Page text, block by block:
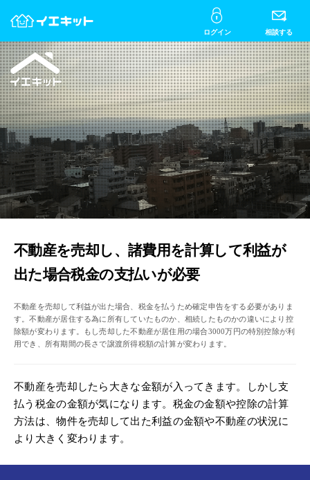
ログイン 相談する
不動産を売却し、諸費用を計算して利益が
出た場合税金の支払いが必要
不動産を売却して利益が出た場合、税金を払うため確定申告をする必要がありま
す。不動産が居住する為に所有していたものか、相続したものかの違いにより控
除額が変わります。もし売却した不動産が居住用の場合3000万円の特別控除が利
用でき、所有期間の長さで譲渡所得税額の計算が変わります。
不動産を売却したら大きな金額が入ってきます。しかし支
払う税金の金額が気になります。税金の金額や控除の計算
方法は、物件を売却して出た利益の金額や不動産の状況に
より大きく変わります。